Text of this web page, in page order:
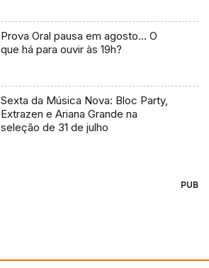
Prova Oral pausa em agosto… O
que há para ouvir às 19h?
Sexta da Música Nova: Bloc Party,
Extrazen e Ariana Grande na
seleção de 31 de julho
PUB